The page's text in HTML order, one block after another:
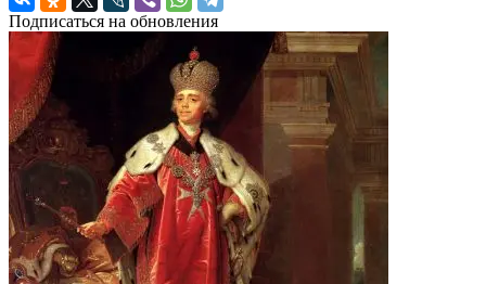
Подписаться на обновления